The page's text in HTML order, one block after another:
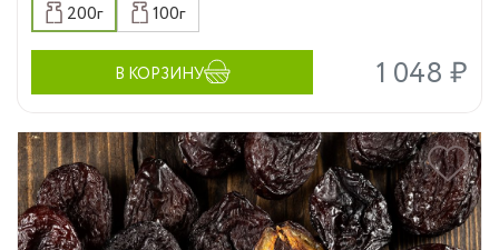
200г 100г
В КОРЗИНУ 1 048 ₽